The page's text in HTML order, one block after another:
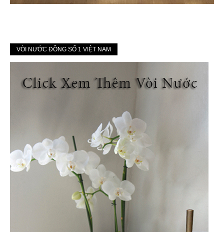
VÒI NƯỚC ĐỒNG SỐ 1 VIỆT NAM